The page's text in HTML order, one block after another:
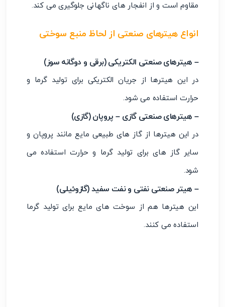
مقاوم است و از انفجار های ناگهانی جلوگیری می کند.
انواع هیترهای صنعتی از لحاظ منبع سوختی
– هیترهای صنعتی الکتریکی (برقی و دوگانه سوز)
در این هیترها از جریان الکتریکی برای تولید گرما و
حرارت استفاده می شود.
– هیترهای صنعتی گازی – پروپان (گازی)
در این هیترها از گاز های طبیعی مایع مانند پروپان و
سایر گاز های برای تولید گرما و حرارت استفاده می
شود.
– هیتر صنعتی نفتی و نفت سفید (گازوئیلی)
این هیترها هم از سوخت های مایع برای تولید گرما
استفاده می کنند.